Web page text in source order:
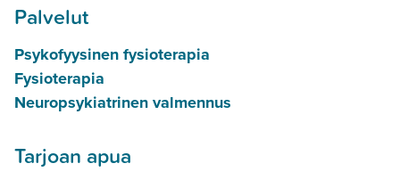
Palvelut
Psykofyysinen fysioterapia
Fysioterapia
Neuropsykiat­rinen valmennus
Tarjoan apua